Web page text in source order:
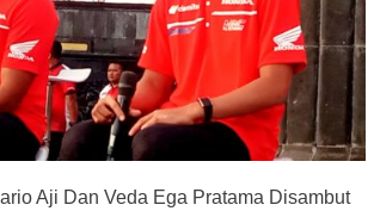
Aji Dan Veda Ega Pratama Disambut